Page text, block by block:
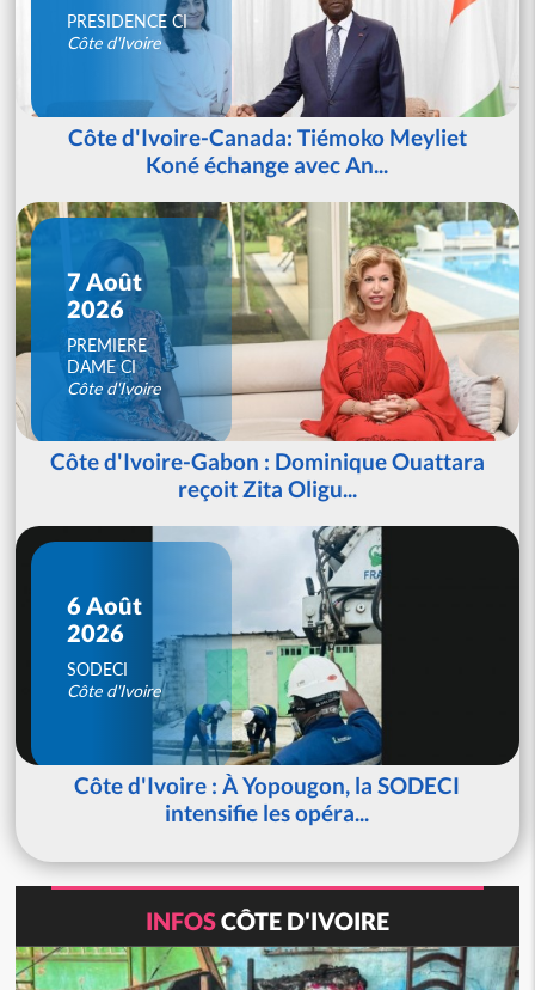
PRESIDENCE CI
Côte d'Ivoire
Côte d'Ivoire-Canada: Tiémoko Meyliet
Koné échange avec An...
7 Août
2026
PREMIERE
DAME CI
Côte d'Ivoire
Côte d'Ivoire-Gabon : Dominique Ouattara
reçoit Zita Oligu...
6 Août
2026
SODECI
Côte d'Ivoire
Côte d'Ivoire : À Yopougon, la SODECI
intensifie les opéra...
INFOSCÔTE D'IVOIRE